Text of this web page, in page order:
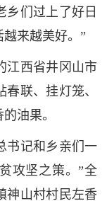
乡们过上了好日
来越美好。”
西省井冈山市
联、挂灯笼、
油果。
记和乡亲们一
攻坚之策。”全
神山村村民左香